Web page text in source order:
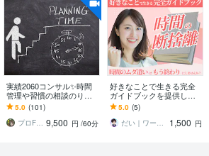
実績2060コンサル✨時間
管理や習慣の相談のりま
す 目的目標設定→原因特
定→改善提案→習慣化✨継
続伴走サポート有
5.0 (101)
プロFP㊗️2061件✨家計コンサル相談 9,500 円 /60分
好きなことで生きる完全
ガイドブックを提供しま
す 時間の断捨離が余白を
生み人生を変える|時間の
消費から投資へ
5.0 (5)
だい｜ワーママ専門｜0から見直す本音人生
1,500 円